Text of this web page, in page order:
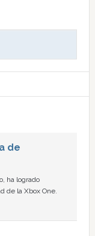
de
ha logrado
de la Xbox One.